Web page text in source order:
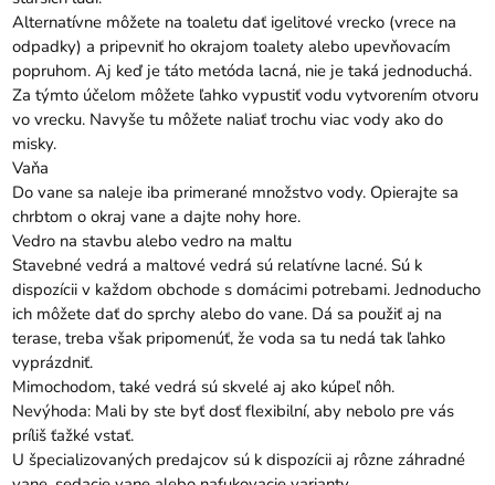
Alternatívne môžete na toaletu dať igelitové vrecko (vrece na
odpadky) a pripevniť ho okrajom toalety alebo upevňovacím
popruhom. Aj keď je táto metóda lacná, nie je taká jednoduchá.
Za týmto účelom môžete ľahko vypustiť vodu vytvorením otvoru
vo vrecku. Navyše tu môžete naliať trochu viac vody ako do
misky.
Vaňa
Do vane sa naleje iba primerané množstvo vody. Opierajte sa
chrbtom o okraj vane a dajte nohy hore.
Vedro na stavbu alebo vedro na maltu
Stavebné vedrá a maltové vedrá sú relatívne lacné. Sú k
dispozícii v každom obchode s domácimi potrebami. Jednoducho
ich môžete dať do sprchy alebo do vane. Dá sa použiť aj na
terase, treba však pripomenúť, že voda sa tu nedá tak ľahko
vyprázdniť.
Mimochodom, také vedrá sú skvelé aj ako kúpeľ nôh.
Nevýhoda: Mali by ste byť dosť flexibilní, aby nebolo pre vás
príliš ťažké vstať.
U špecializovaných predajcov sú k dispozícii aj rôzne záhradné